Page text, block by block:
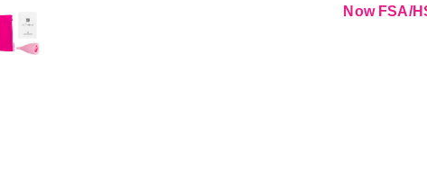
Now FSA/